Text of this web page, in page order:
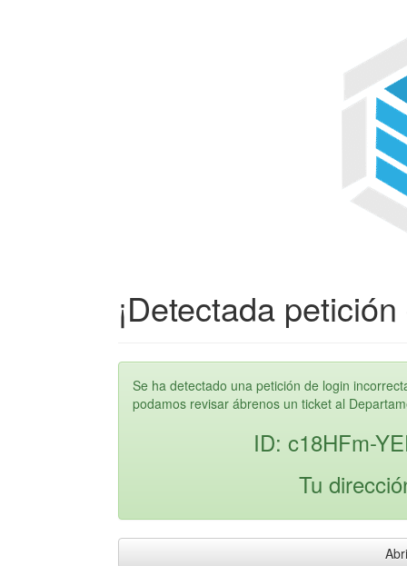
¡Detectada
Se ha detectado una petición de login
podamos revisar ábrenos un ticket al
ID: c18HFm-
Tu